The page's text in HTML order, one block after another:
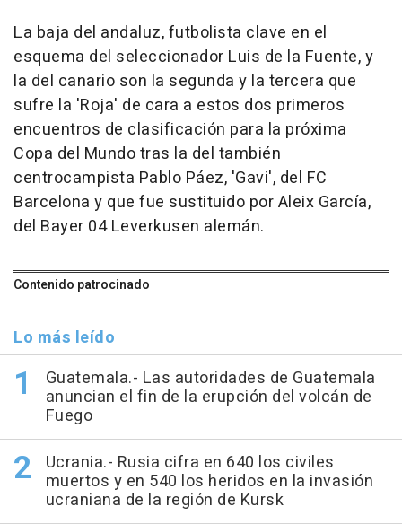
La baja del andaluz, futbolista clave en el
esquema del seleccionador Luis de la Fuente, y
la del canario son la segunda y la tercera que
sufre la 'Roja' de cara a estos dos primeros
encuentros de clasificación para la próxima
Copa del Mundo tras la del también
centrocampista Pablo Páez, 'Gavi', del FC
Barcelona y que fue sustituido por Aleix García,
del Bayer 04 Leverkusen alemán.
Contenido patrocinado
Lo más leído
Guatemala.- Las autoridades de Guatemala
anuncian el fin de la erupción del volcán de
Fuego
Ucrania.- Rusia cifra en 640 los civiles
muertos y en 540 los heridos en la invasión
ucraniana de la región de Kursk